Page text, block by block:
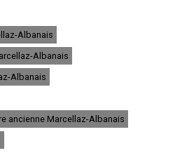
Albanais
Albanais
Albanais
ancienne Marcellaz-Albanais